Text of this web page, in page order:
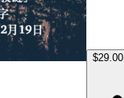
$29.00